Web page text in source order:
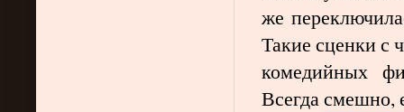
же
Такие сценки с
комедийных
Всегда смешно,